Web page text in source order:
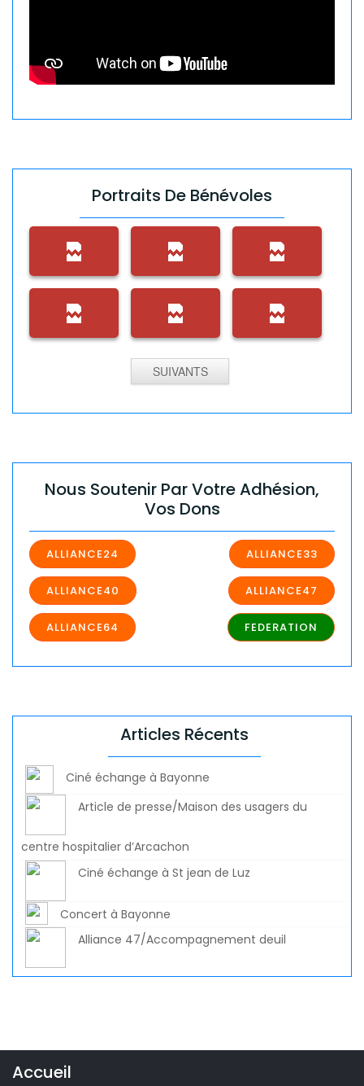
Portraits De Bénévoles
SUIVANTS
Nous Soutenir Par Votre Adhésion,
Vos Dons
Articles Récents
Ciné échange à Bayonne
Article de presse/Maison des usagers du
centre hospitalier d’Arcachon
Ciné échange à St jean de Luz
Concert à Bayonne
Alliance 47/Accompagnement deuil
Accueil